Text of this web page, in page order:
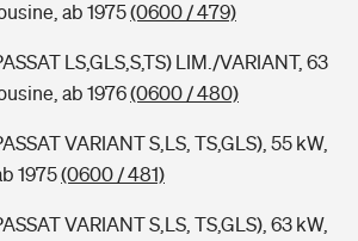
ab 1975(0600 / 479)
LS,GLS,S,TS) LIM./VARIANT, 63
ab 1976(0600 / 480)
VARIANT S,LS, TS,GLS), 55 kW,
1975(0600 / 481)
VARIANT S,LS, TS,GLS), 63 kW,